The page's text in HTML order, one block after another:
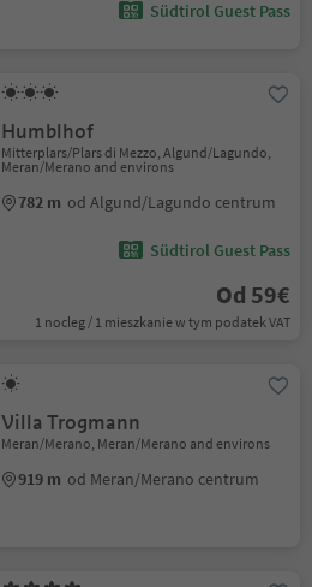
Südtirol Guest Pass
Humblhof
Mitterplars/Plars di Mezzo, Algund/Lagundo,
Meran/Merano and environs
782 m od Algund/Lagundo centrum
Südtirol Guest Pass
Od 59€
1 nocleg / 1 mieszkanie w tym podatek VAT
Villa Trogmann
Meran/Merano, Meran/Merano and environs
919 m od Meran/Merano centrum